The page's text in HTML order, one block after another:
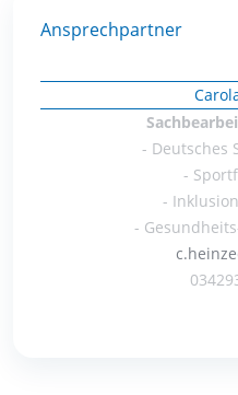
Ansprechpartner
- Deutsches
-
-
-